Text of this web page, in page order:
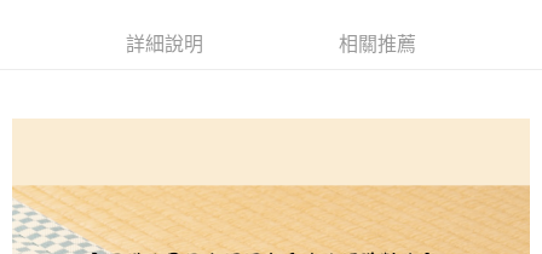
2.基於同意付款使用「大哥付你分期」之契約關係目的，商店將以您的個人
資料（包含姓名、電話或地址）提供予台灣大哥大進項蒐集、處理及利用，
※ 交易是否成功請以「AFTEE先享後付 」之結帳頁面顯示為準，若有關於
權轉讓予恩沛科技股份有限公司。
２．關於個人資料處理事宜，請瀏覽以下網址：
https://aftee.tw/terms/#terms3
詳細說明 相關推薦